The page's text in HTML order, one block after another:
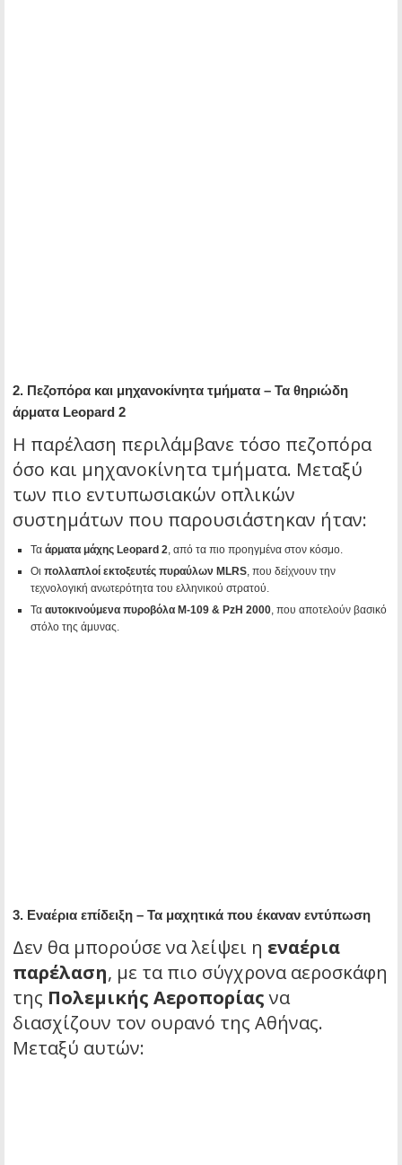
2. Πεζοπόρα και μηχανοκίνητα τμήματα – Τα θηριώδη
άρματα Leopard 2
Η παρέλαση περιλάμβανε τόσο πεζοπόρα
όσο και μηχανοκίνητα τμήματα. Μεταξύ
των πιο εντυπωσιακών οπλικών
συστημάτων που παρουσιάστηκαν ήταν:
Τα άρματα μάχης Leopard 2, από τα πιο προηγμένα στον κόσμο.
Οι πολλαπλοί εκτοξευτές πυραύλων MLRS, που δείχνουν την
τεχνολογική ανωτερότητα του ελληνικού στρατού.
Τα αυτοκινούμενα πυροβόλα M-109 & PzH 2000, που αποτελούν βασικό
στόλο της άμυνας.
3. Εναέρια επίδειξη – Τα μαχητικά που έκαναν εντύπωση
Δεν θα μπορούσε να λείψει η εναέρια
παρέλαση, με τα πιο σύγχρονα αεροσκάφη
της Πολεμικής Αεροπορίαςνα
διασχίζουν τον ουρανό της Αθήνας.
Μεταξύ αυτών: